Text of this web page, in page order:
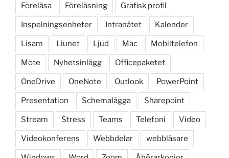
Föreläsa Föreläsning Grafisk profil
Inspelningsenheter Intranätet Kalender
Lisam Liunet Ljud Mac Mobiltelefon
Möte Nyhetsinlägg Officepaketet
OneDrive OneNote Outlook PowerPoint
Presentation Schemalägga Sharepoint
Stream Stress Teams Telefoni Video
Videokonferens Webbdelar webbläsare